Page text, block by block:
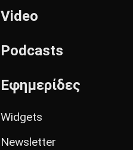
Video
Podcasts
Εφημερίδες
Widgets
Newsletter